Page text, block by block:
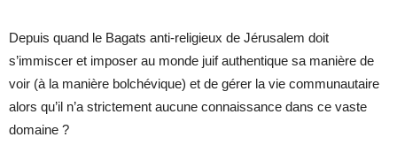
Depuis quand le Bagats anti-religieux de Jérusalem doit
s’immiscer et imposer au monde juif authentique sa manière de
voir (à la manière bolchévique) et de gérer la vie communautaire
alors qu’il n’a strictement aucune connaissance dans ce vaste
domaine ?